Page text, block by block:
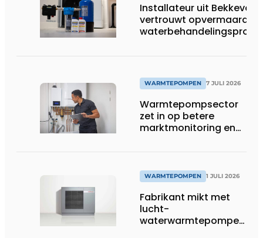
Installateur uit
vertrouwt opvermaarde
WARMTEPOMPEN 7 JULI 2026
Warmtepompsector
zet in op betere
marktmonitoring en
WARMTEPOMPEN 1 JULI 2026
Fabrikant mikt met
lucht-
waterwarmtepompen